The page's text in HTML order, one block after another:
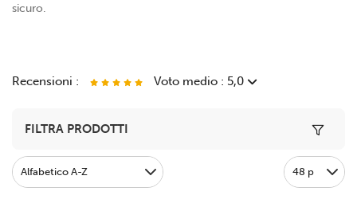
sicuro.
Recensioni : Voto medio : 5,0
BCAA Zero 360gr
Bravissimi
Toggle
FILTRA PRODOTTI
Alfabetico A-Z 48 p